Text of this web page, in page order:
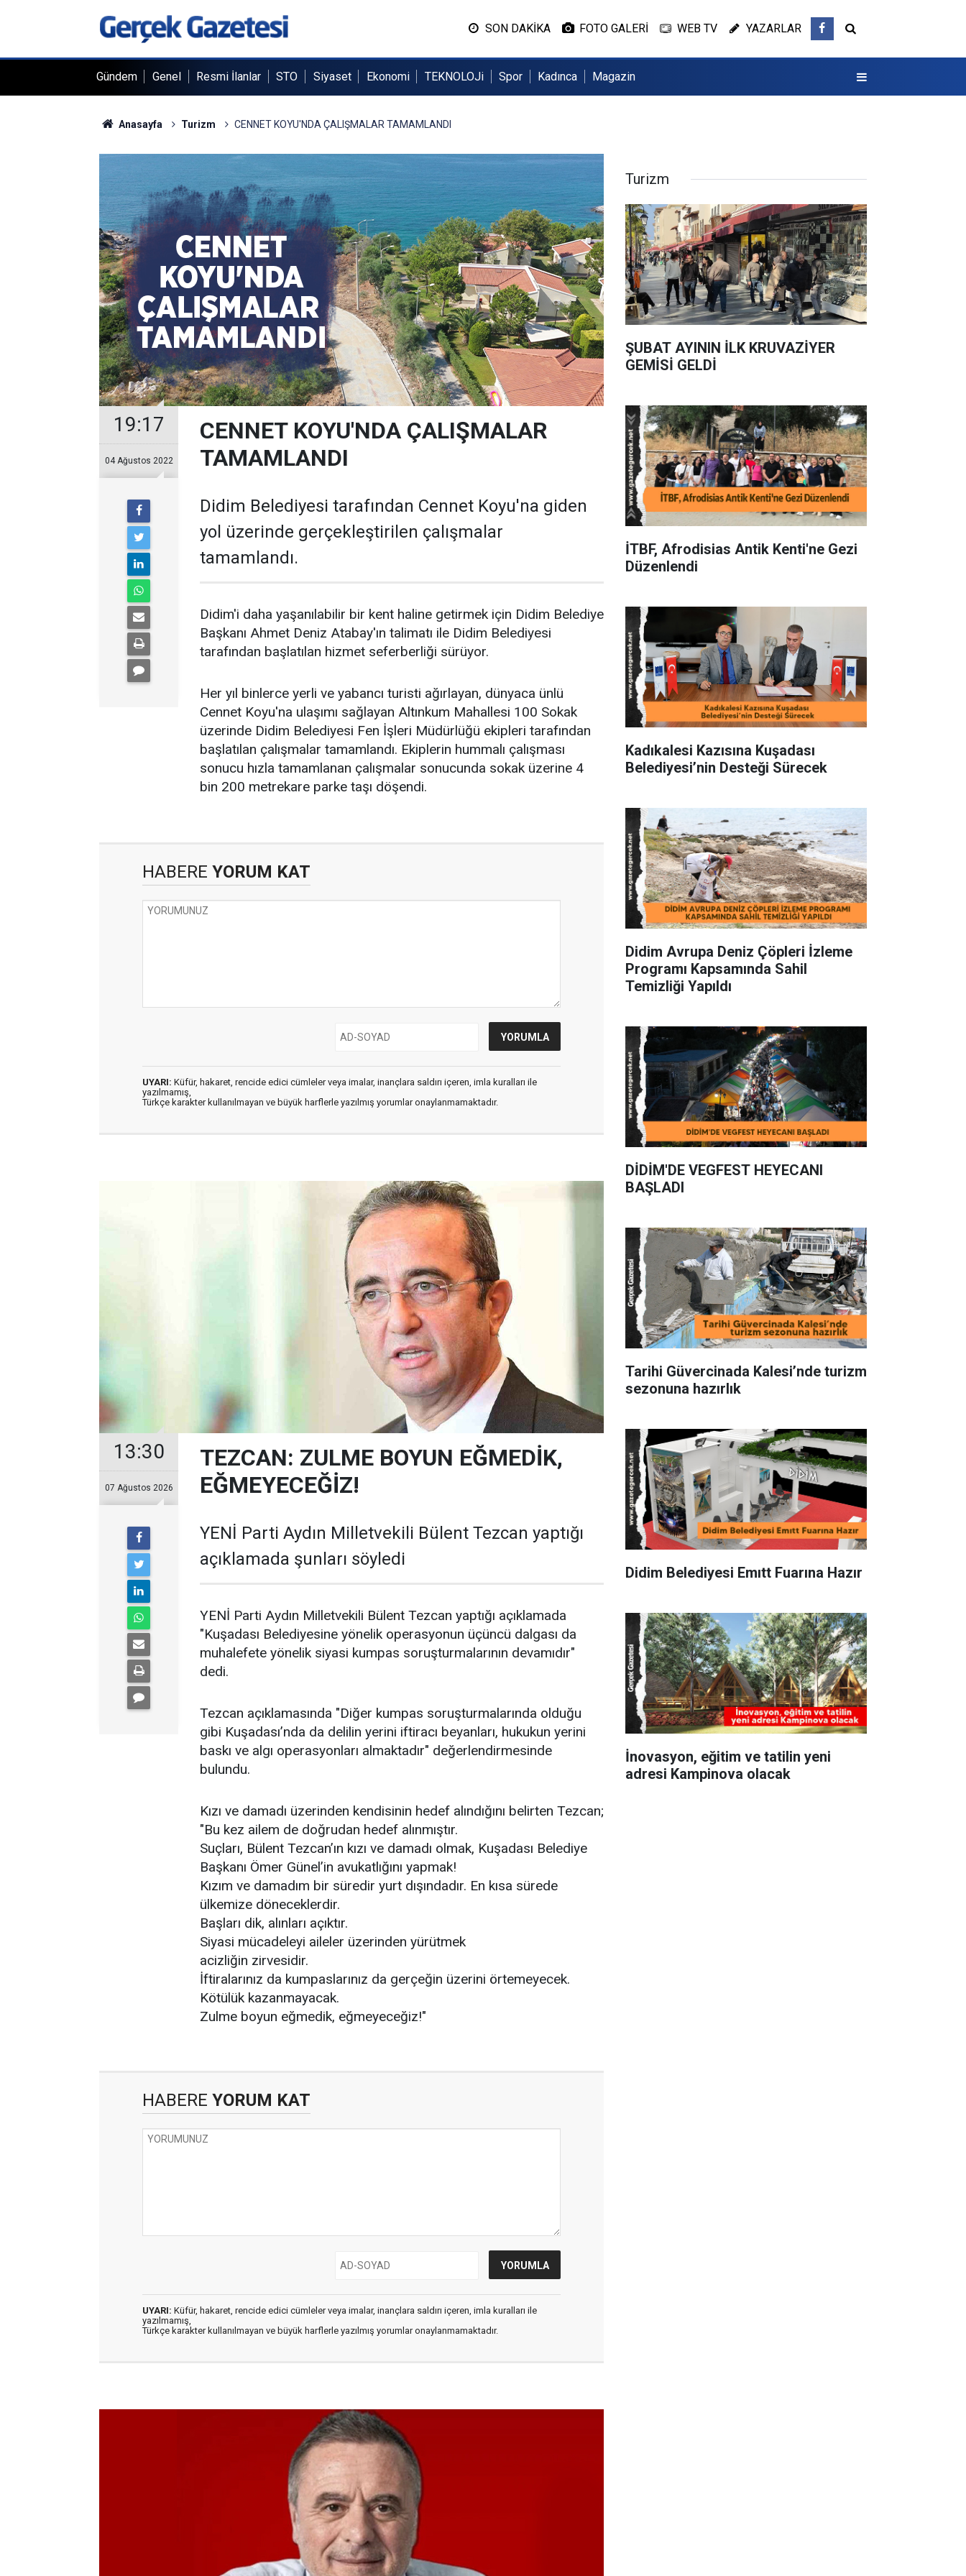
SON DAKİKA FOTO GALERİ WEB TV YAZARLAR
Gündem Genel Resmi İlanlar STO Siyaset Ekonomi TEKNOLOJi Spor Kadınca Magazin
Anasayfa Turizm CENNET KOYU'NDA ÇALIŞMALAR TAMAMLANDI
19:17
04 Ağustos 2022
CENNET KOYU'NDA ÇALIŞMALAR
TAMAMLANDI
Didim Belediyesi tarafından Cennet Koyu'na giden
yol üzerinde gerçekleştirilen çalışmalar
tamamlandı.
Didim'i daha yaşanılabilir bir kent haline getirmek için Didim Belediye
Başkanı Ahmet Deniz Atabay'ın talimatı ile Didim Belediyesi
tarafından başlatılan hizmet seferberliği sürüyor.
Her yıl binlerce yerli ve yabancı turisti ağırlayan, dünyaca ünlü
Cennet Koyu'na ulaşımı sağlayan Altınkum Mahallesi 100 Sokak
üzerinde Didim Belediyesi Fen İşleri Müdürlüğü ekipleri tarafından
başlatılan çalışmalar tamamlandı. Ekiplerin hummalı çalışması
sonucu hızla tamamlanan çalışmalar sonucunda sokak üzerine 4
bin 200 metrekare parke taşı döşendi.
HABERE YORUM KAT
UYARI: Küfür, hakaret, rencide edici cümleler veya imalar, inançlara saldırı içeren, imla kuralları ile
yazılmamış,
Türkçe karakter kullanılmayan ve büyük harflerle yazılmış yorumlar onaylanmamaktadır.
13:30
07 Ağustos 2026
TEZCAN: ZULME BOYUN EĞMEDİK,
EĞMEYECEĞİZ!
YENİ Parti Aydın Milletvekili Bülent Tezcan yaptığı
açıklamada şunları söyledi
YENİ Parti Aydın Milletvekili Bülent Tezcan yaptığı açıklamada
"Kuşadası Belediyesine yönelik operasyonun üçüncü dalgası da
muhalefete yönelik siyasi kumpas soruşturmalarının devamıdır"
dedi.
Tezcan açıklamasında "Diğer kumpas soruşturmalarında olduğu
gibi Kuşadası’nda da delilin yerini iftiracı beyanları, hukukun yerini
baskı ve algı operasyonları almaktadır" değerlendirmesinde
bulundu.
Kızı ve damadı üzerinden kendisinin hedef alındığını belirten Tezcan;
"Bu kez ailem de doğrudan hedef alınmıştır.
Suçları, Bülent Tezcan’ın kızı ve damadı olmak, Kuşadası Belediye
Başkanı Ömer Günel’in avukatlığını yapmak!
Kızım ve damadım bir süredir yurt dışındadır. En kısa sürede
ülkemize döneceklerdir.
Başları dik, alınları açıktır.
Siyasi mücadeleyi aileler üzerinden yürütmek
acizliğin zirvesidir.
İftiralarınız da kumpaslarınız da gerçeğin üzerini örtemeyecek.
Kötülük kazanmayacak.
Zulme boyun eğmedik, eğmeyeceğiz!"
HABERE YORUM KAT
UYARI: Küfür, hakaret, rencide edici cümleler veya imalar, inançlara saldırı içeren, imla kuralları ile
yazılmamış,
Türkçe karakter kullanılmayan ve büyük harflerle yazılmış yorumlar onaylanmamaktadır.
Turizm
ŞUBAT AYININ İLK KRUVAZİYER
GEMİSİ GELDİ
İTBF, Afrodisias Antik Kenti'ne Gezi
Düzenlendi
Kadıkalesi Kazısına Kuşadası
Belediyesi’nin Desteği Sürecek
Didim Avrupa Deniz Çöpleri İzleme
Programı Kapsamında Sahil
Temizliği Yapıldı
DİDİM'DE VEGFEST HEYECANI
BAŞLADI
Tarihi Güvercinada Kalesi’nde turizm
sezonuna hazırlık
Didim Belediyesi Emıtt Fuarına Hazır
İnovasyon, eğitim ve tatilin yeni
adresi Kampinova olacak